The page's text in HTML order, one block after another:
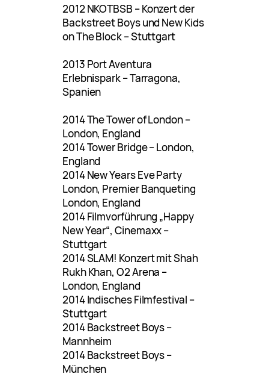
2012 NKOTBSB – Konzert der
Backstreet Boys und New Kids
on The Block – Stuttgart
2013 Port Aventura
Erlebnispark – Tarragona,
Spanien
2014 The Tower of London –
London, England
2014 Tower Bridge – London,
England
2014 New Years Eve Party
London, Premier Banqueting
London, England
2014 Filmvorführung „Happy
New Year“, Cinemaxx –
Stuttgart
2014 SLAM! Konzert mit Shah
Rukh Khan, O2 Arena –
London, England
2014 Indisches Filmfestival –
Stuttgart
2014 Backstreet Boys –
Mannheim
2014 Backstreet Boys –
München